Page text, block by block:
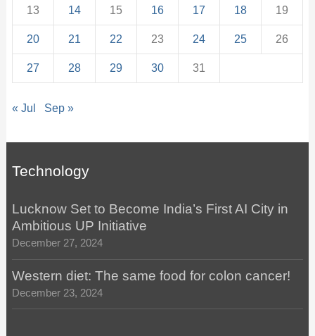
13 14 15 16 17 18 19
20 21 22 23 24 25 26
27 28 29 30 31
« Jul Sep »
Technology
Lucknow Set to Become India’s First AI City in
Ambitious UP Initiative
December 27, 2024
Western diet: The same food for colon cancer!
December 23, 2024